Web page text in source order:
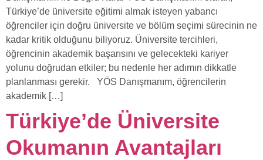
Türkiye’de üniversite eğitimi almak isteyen yabancı
öğrenciler için doğru üniversite ve bölüm seçimi sürecinin ne
kadar kritik olduğunu biliyoruz. Üniversite tercihleri,
öğrencinin akademik başarısını ve gelecekteki kariyer
yolunu doğrudan etkiler; bu nedenle her adımın dikkatle
planlanması gerekir. YÖS Danışmanım, öğrencilerin
akademik […]
Türkiye’de Üniversite
Okumanın Avantajları